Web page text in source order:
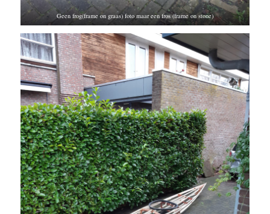
Geen frog(frame on graas) foto maar een fros (frame on stone)